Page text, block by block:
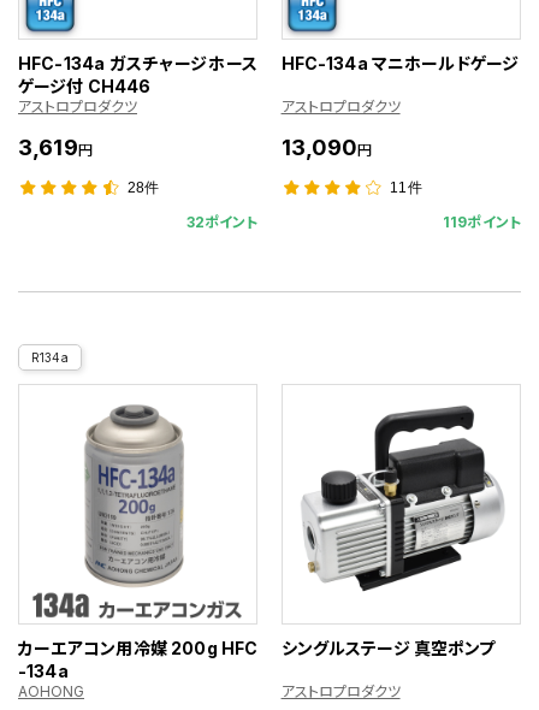
HFC-134a ガスチャージホース
ゲージ付 CH446
アストロプロダクツ
3,619円
28件
32ポイント
HFC-134a マニホールドゲージ
アストロプロダクツ
13,090円
11件
119ポイント
R134a
カーエアコン用冷媒 200g HFC
-134a
AOHONG
シングルステージ 真空ポンプ
アストロプロダクツ